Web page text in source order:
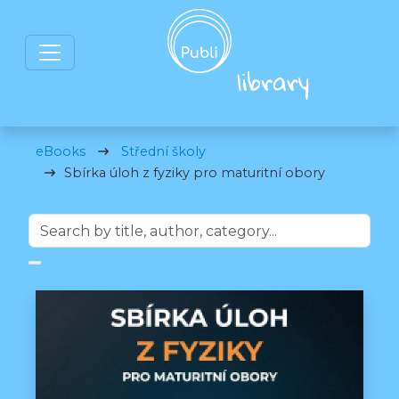
eBooks
Střední školy
Sbírka úloh z fyziky pro maturitní obory